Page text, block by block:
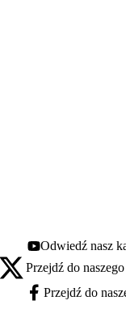
Youtube - otwiera się w
Odwiedź nasz
X - otwiera się w nowej karcie
Przejdź do
Facebook - otwiera się w
Przejdź do